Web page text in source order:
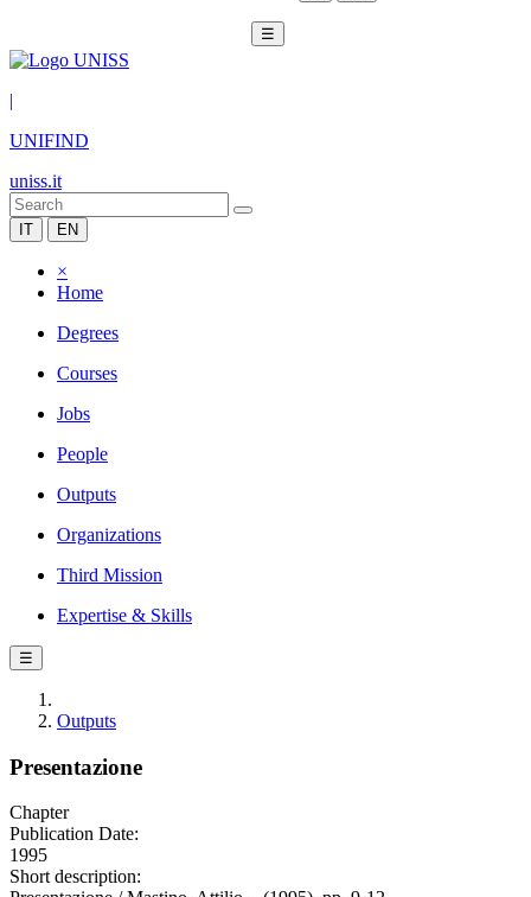
☰
|
UNIFIND
uniss.it
IT EN
×
Home
Degrees
Courses
Jobs
People
Outputs
Organizations
Third Mission
Expertise & Skills
☰
Outputs
Presentazione
Chapter
Publication Date:
1995
Short description: